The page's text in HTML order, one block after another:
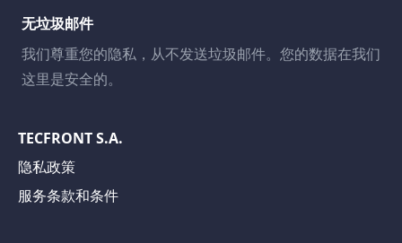
无垃圾邮件
我们尊重您的隐私，从不发送垃圾邮件。您的数据在我们
这里是安全的。
TECFRONT S.A.
隐私政策
服务条款和条件